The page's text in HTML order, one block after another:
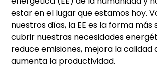
estar en el lugar que estamos hoy.
nuestros días, la EE es la forma más
cubrir nuestras necesidades
reduce emisiones, mejora la calidad
aumenta la productividad.